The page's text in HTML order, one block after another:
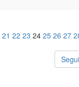
21 22 23 24 25 26 27